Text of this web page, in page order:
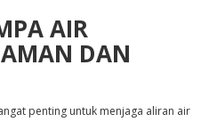
AIR
DAN
penting untuk menjaga aliran air